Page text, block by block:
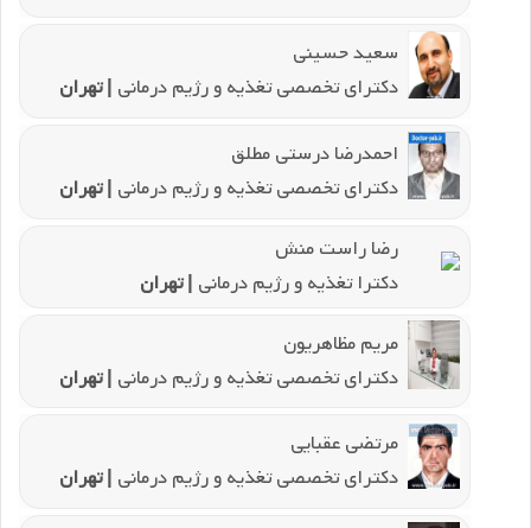
سعید حسینی
دکترای تخصصی تغذیه و رژیم درمانی | تهران
احمدرضا درستی مطلق
دکترای تخصصی تغذیه و رژیم درمانی | تهران
رضا راست منش
دکترا تغذیه و رژیم درمانی | تهران
مریم مظاهریون
دکترای تخصصی تغذیه و رژیم درمانی | تهران
مرتضی عقبایی
دکترای تخصصی تغذیه و رژیم درمانی | تهران